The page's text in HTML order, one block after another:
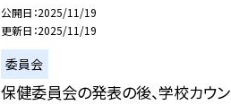
公開日 2025/11/19
更新日 2025/11/19
委員会
保健委員会の発表の後、学校カウン